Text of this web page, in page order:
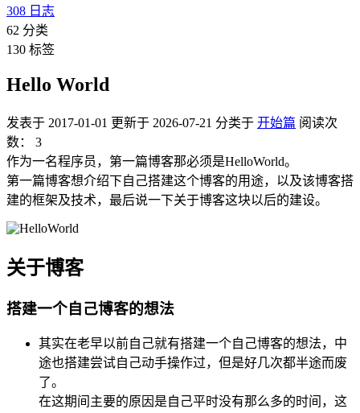
308 日志
62 分类
130 标签
Hello World
发表于 2017-01-01 更新于 2026-07-21 分类于 开始篇 阅读次
数：
3
作为一名程序员，第一篇博客那必须是HelloWorld。
第一篇博客想介绍下自己搭建这个博客的用途，以及该博客搭
建的框架及技术，最后说一下关于博客这块以后的建设。
关于博客
搭建一个自己博客的想法
其实在老早以前自己就有搭建一个自己博客的想法，中
途也搭建尝试自己动手操作过，但是好几次都半途而废
了。
在这期间主要的原因是自己平时没有那么多的时间，这